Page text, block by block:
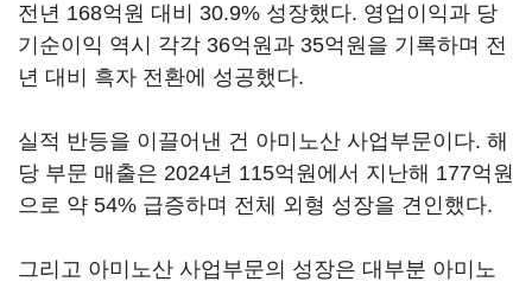
전년 168억원 대비 30.9% 성장했다. 영업이익과 당
기순이익 역시 각각 36억원과 35억원을 기록하며 전
년 대비 흑자 전환에 성공했다.
실적 반등을 이끌어낸 건 아미노산 사업부문이다. 해
당 부문 매출은 2024년 115억원에서 지난해 177억원
으로 약 54% 급증하며 전체 외형 성장을 견인했다.
그리고 아미노산 사업부문의 성장은 대부분 아미노